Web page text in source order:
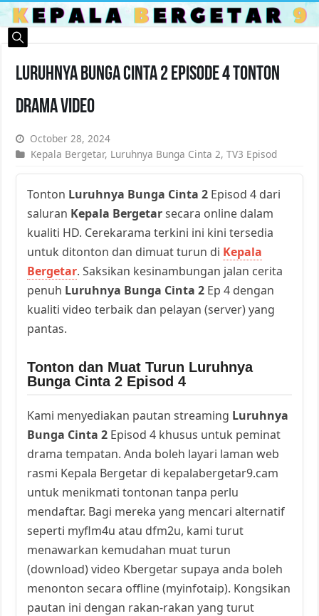
Luruhnya Bunga Cinta 2 Episode 4 Tonton
Drama Video
October 28, 2024
Kepala Bergetar, Luruhnya Bunga Cinta 2,TV3 Episod
Tonton Luruhnya Bunga Cinta 2 Episod 4 dari
saluran Kepala Bergetarsecara online dalam
kualiti HD. Cerekarama terkini ini kini tersedia
untuk ditonton dan dimuat turun di Kepala
Bergetar. Saksikan kesinambungan jalan cerita
penuh Luruhnya Bunga Cinta 2 Ep 4 dengan
kualiti video terbaik dan pelayan (server) yang
pantas.
Tonton dan Muat Turun Luruhnya
Bunga Cinta 2 Episod 4
Kami menyediakan pautan streaming Luruhnya
Bunga Cinta 2 Episod 4 khusus untuk peminat
drama tempatan. Anda boleh layari laman web
rasmi Kepala Bergetar di kepalabergetar9.cam
untuk menikmati tontonan tanpa perlu
mendaftar. Bagi mereka yang mencari alternatif
seperti myflm4u atau dfm2u, kami turut
menawarkan kemudahan muat turun
(download) video Kbergetar supaya anda boleh
menonton secara offline (myinfotaip). Kongsikan
pautan ini dengan rakan-rakan yang turut